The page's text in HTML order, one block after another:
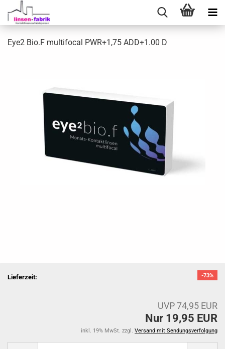
Eye2 Bio.F multifocal PWR+1,75 ADD+1.00 D
-73%
Lieferzeit:
UVP 74,95 EUR
Nur 19,95 EUR
inkl. 19% MwSt. zzgl. Versand mit Sendungsverfolgung